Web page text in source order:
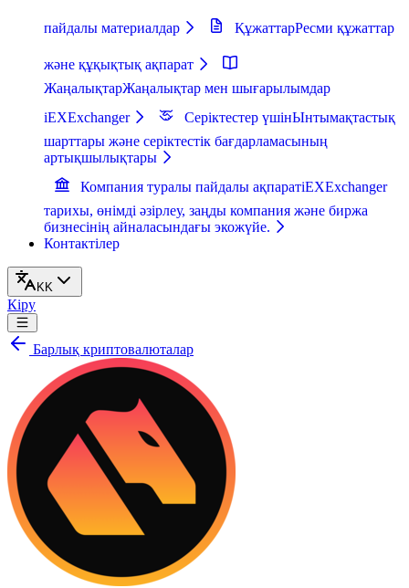
пайдалы материалдар ҚұжаттарРесми құжаттар
және құқықтық ақпарат
ЖаңалықтарЖаңалықтар мен шығарылымдар
iEXExchanger
Серіктестер үшінЫнтымақтастық
шарттары және серіктестік бағдарламасының
артықшылықтары
Компания туралы пайдалы ақпаратiEXExchanger
тарихы, өнімді әзірлеу, заңды компания және биржа
бизнесінің айналасындағы экожүйе.
Контактілер
KK
Кіру
Барлық криптовалюталар